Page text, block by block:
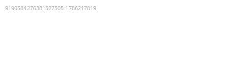
9190584276381527505:1786217819